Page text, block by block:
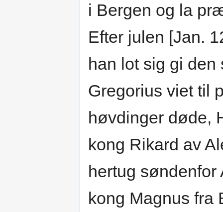
i Bergen og la
Efter julen [Jan.
han lot sig gi
Gregorius viet til
høvdinger døde,
kong Rikard av
hertug
kong Magnus fra